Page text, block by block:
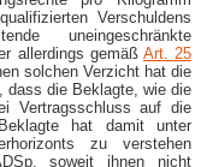
Verschuldens
uneingeschränkte
allerdings gemäß Art. 25
solchen Verzicht hat die
dass die Beklagte, wie die
Vertragsschluss auf die
hat damit unter
zu verstehen
soweit ihnen nicht